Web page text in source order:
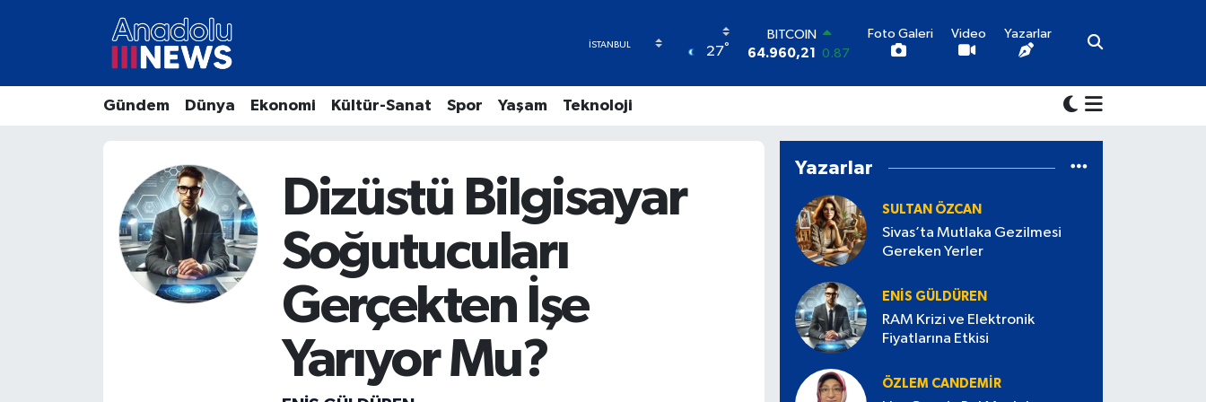
27°
DOLAR
47,7436
0.18
6648.99 2.59
13.773 -19
BITCOIN
64.960,21 0.87
Foto Galeri Video Yazarlar
Gündem Dünya Ekonomi Kültür-Sanat Spor Yaşam Teknoloji
Dizüstü Bilgisayar
Soğutucuları
Gerçekten İşe
Yarıyor Mu?
Yazarlar
SULTAN ÖZCAN
Sivas’ta Mutlaka Gezilmesi
Gereken Yerler
ENIS GÜLDÜREN
RAM Krizi ve Elektronik
Fiyatlarına Etkisi
ÖZLEM CANDEMİR
Hava Durumu
Trafik Durumu
Tüm Manşetler
Son Dakika Haberleri